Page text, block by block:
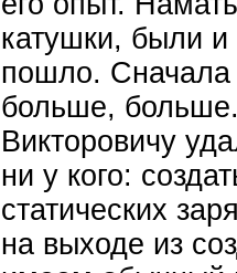
катушки, были
пошло. Сначала
больше,
Викторовичу
ни у кого:
статических
на выходе из